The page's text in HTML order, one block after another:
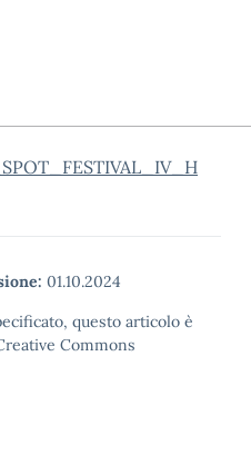
01.10.2024
questo articolo è
Commons